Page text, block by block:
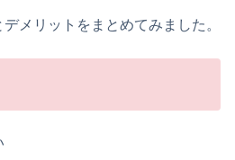
メリットをまとめてみました。